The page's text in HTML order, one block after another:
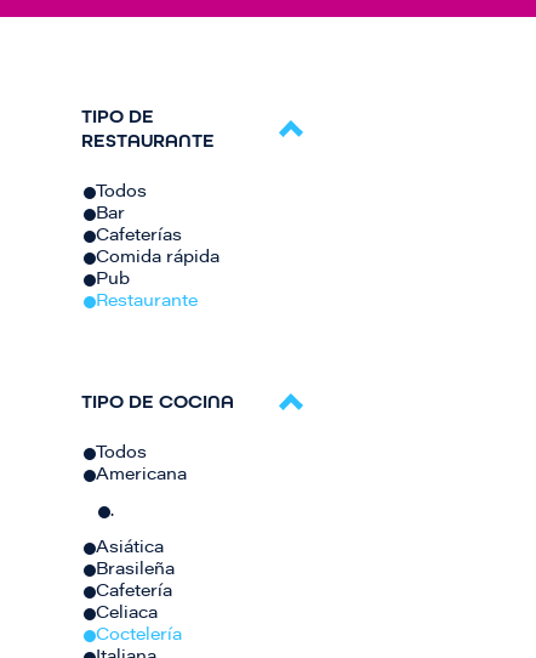
TIPO DE
RESTAURANTE
Todos
Bar
Cafeterías
Comida rápida
Pub
Restaurante
TIPO DE COCINA
Todos
Americana
.
Asiática
Brasileña
Cafetería
Celiaca
Coctelería